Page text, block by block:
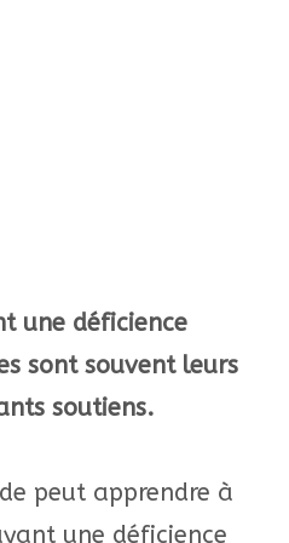
une déficience
sont souvent leurs
soutiens.
peut apprendre à
une déficience